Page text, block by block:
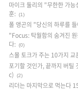
마이크 둘리의 "무한한 가
훈: (1)
폴 앵곤의 "당신의 하루를
"Focus: 탁월함의 숨겨진
다: (0)
스몰 토크가 주는 10가지 교
포기할 것인가, 끝까지 버
c)
(2)
리더는 마지막으로 먹는다